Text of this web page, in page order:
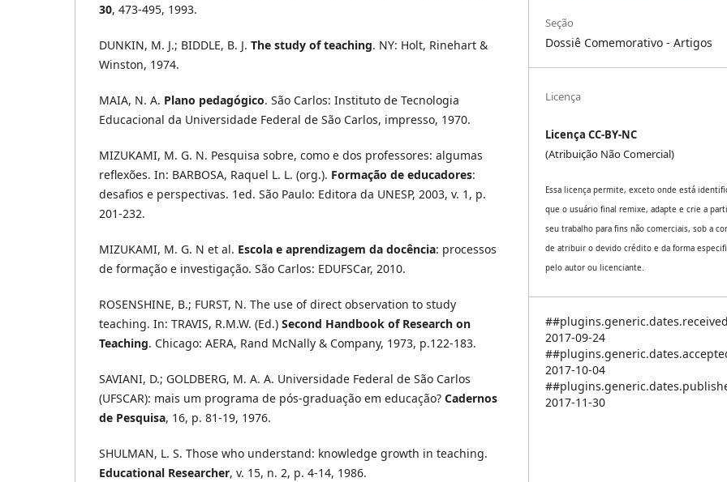
30, 473-495, 1993.
DUNKIN, M. J.; BIDDLE, B. J. The study of teaching. NY: Holt, Rinehart &
Winston, 1974.
MAIA, N. A. Plano pedagógico. São Carlos: Instituto de Tecnologia
Educacional da Universidade Federal de São Carlos, impresso, 1970.
MIZUKAMI, M. G. N. Pesquisa sobre, como e dos professores: algumas
reflexões. In: BARBOSA, Raquel L. L. (org.). Formação de educadores:
desafios e perspectivas. 1ed. São Paulo: Editora da UNESP, 2003, v. 1, p.
201-232.
MIZUKAMI, M. G. N et al. Escola e aprendizagem da docência: processos
de formação e investigação. São Carlos: EDUFSCar, 2010.
ROSENSHINE, B.; FURST, N. The use of direct observation to study
teaching. In: TRAVIS, R.M.W. (Ed.) Second Handbook of Research on
Teaching. Chicago: AERA, Rand McNally & Company, 1973, p.122-183.
SAVIANI, D.; GOLDBERG, M. A. A. Universidade Federal de São Carlos
(UFSCAR): mais um programa de pós-graduação em educação? Cadernos
de Pesquisa, 16, p. 81-19, 1976.
SHULMAN, L. S. Those who understand: knowledge growth in teaching.
Educational Researcher, v. 15, n. 2, p. 4-14, 1986.
Seção
Dossiê Comemorativo - Artigos
Licença
Licença CC-BY-NC
(Atribuição Não Comercial)
Essa licença permite, exceto onde está
que o usuário final remixe, adapte e crie a
seu trabalho para fins não comerciais, sob a
de atribuir o devido crédito e da forma
pelo autor ou licenciante.
2017-09-24
2017-10-04
2017-11-30